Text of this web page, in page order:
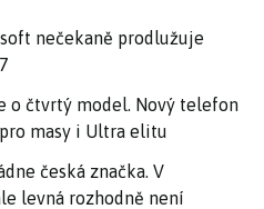
nečekaně prodlužuje
o čtvrtý model. Nový telefon
masy i Ultra elitu
česká značka. V
levná rozhodně není